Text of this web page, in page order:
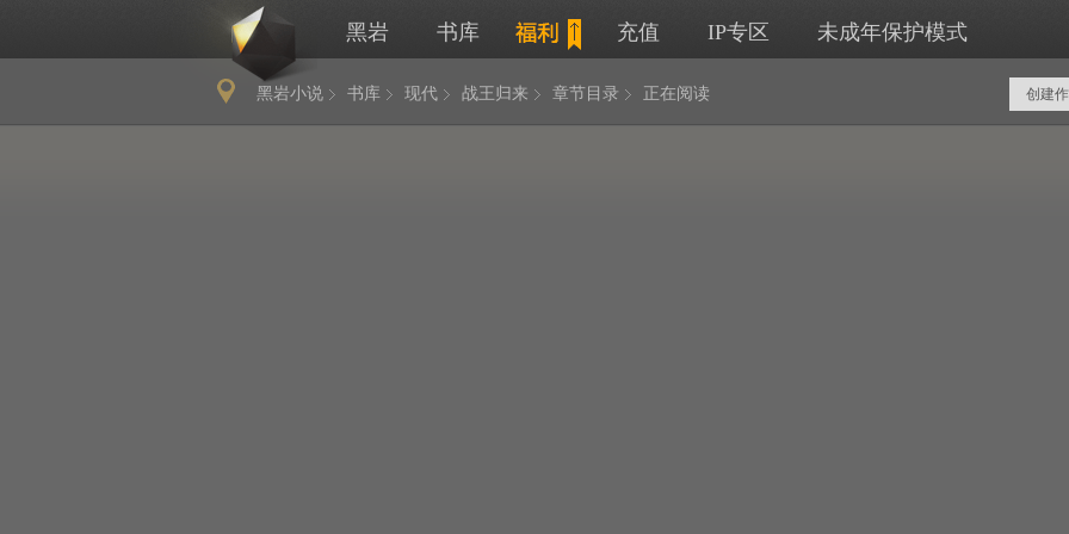
黑岩 书库 充值 IP专区 未成年保护模式
黑岩小说 书库 现代 战王归来 章节目录 正在阅读 创建